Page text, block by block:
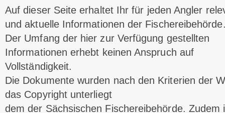
Auf dieser Seite erhaltet Ihr für jeden Angler
und aktuelle Informationen der
Der Umfang der hier zur Verfügung gestellten
Informationen erhebt keinen Anspruch auf
Vollständigkeit.
Die Dokumente wurden nach den Kriterien der
das Copyright unterliegt
dem der Sächsischen Fischereibehörde. Zudem